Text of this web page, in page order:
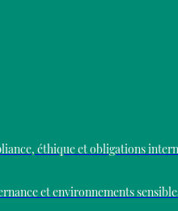
éthique et obligations
et environnements